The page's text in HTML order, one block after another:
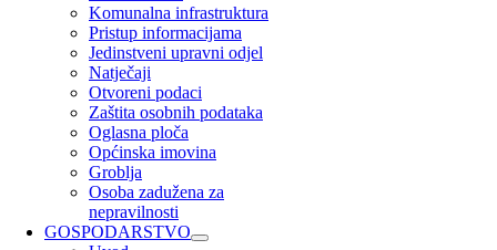
Komunalna infrastruktura
Pristup informacijama
Jedinstveni upravni odjel
Natječaji
Otvoreni podaci
Zaštita osobnih podataka
Oglasna ploča
Općinska imovina
Groblja
Osoba zadužena za
nepravilnosti
GOSPODARSTVO